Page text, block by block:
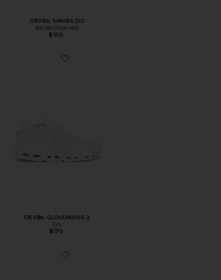
ОБУВЬ SAMBA OG
adidas Originals
$100
Favorite ОБУВЬ CLOUDNOVA 2
ОБУВЬ CLOUDNOVA 2
On
$170
Favorite КРОССОВКИ CLOUDRUNNER